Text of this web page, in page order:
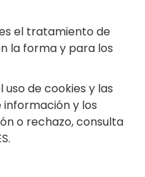
el tratamiento de
la forma y para los
uso de cookies y las
y los
o rechazo, consulta